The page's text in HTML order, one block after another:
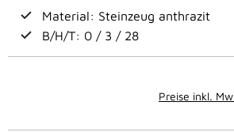
Material: Steinzeug anthrazit
B/H/T: 0 / 3 / 28
Preise inkl.